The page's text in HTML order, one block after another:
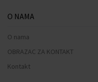
O NAMA
O nama
OBRAZAC ZA KONTAKT
Kontakt